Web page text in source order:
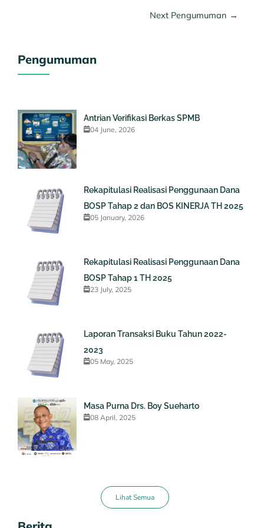
Next Pengumuman →
Pengumuman
Antrian Verifikasi Berkas SPMB
04 June, 2026
Rekapitulasi Realisasi Penggunaan Dana
BOSP Tahap 2 dan BOS KINERJA TH 2025
05 January, 2026
Rekapitulasi Realisasi Penggunaan Dana
BOSP Tahap 1 TH 2025
23 July, 2025
Laporan Transaksi Buku Tahun 2022-
2023
05 May, 2025
Masa Purna Drs. Boy Sueharto
08 April, 2025
Lihat Semua